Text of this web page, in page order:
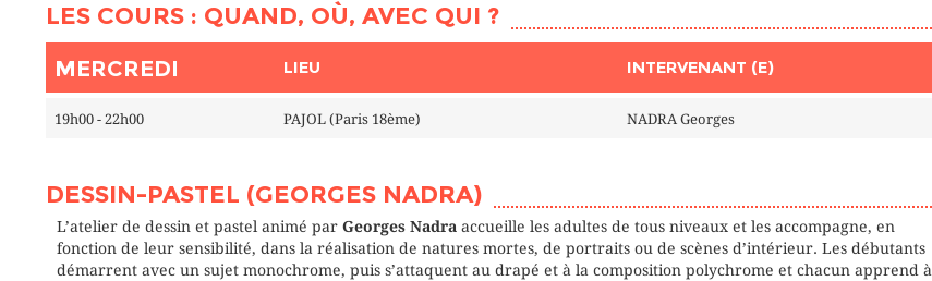
LES COURS : QUAND, OÙ, AVEC QUI ?
MERCREDI LIEU INTERVENANT (E)
19h00 - 22h00 PAJOL (Paris 18ème) NADRA Georges
DESSIN-PASTEL (GEORGES NADRA)
L’atelier de dessin et pastel animé par Georges Nadra accueille les adultes de tous niveaux et les accompagne, en
fonction de leur sensibilité, dans la réalisation de natures mortes, de portraits ou de scènes d’intérieur. Les débutants
démarrent avec un sujet monochrome, puis s’attaquent au drapé et à la composition polychrome et chacun apprend à